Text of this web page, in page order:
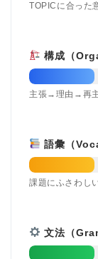
TOPICに合った
構成（
主張→理由→再主
語彙（
課題にふさわし
文法（